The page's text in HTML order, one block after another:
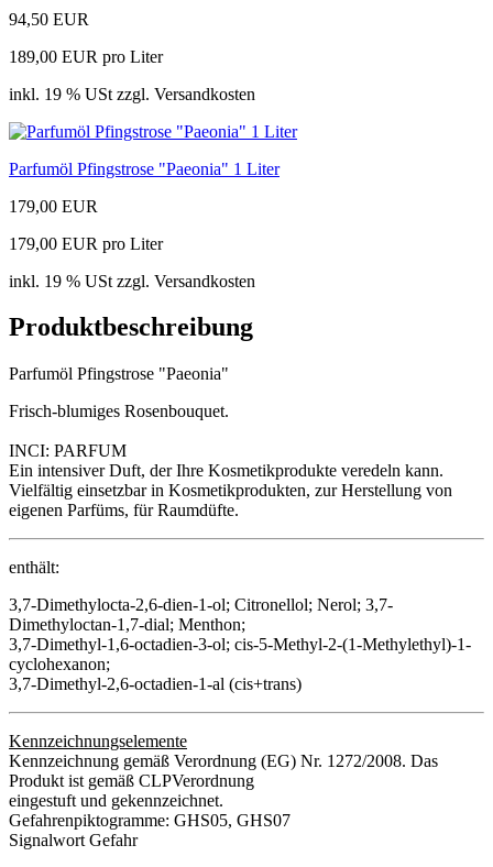
94,50 EUR
189,00 EUR pro Liter
inkl. 19 % USt zzgl. Versandkosten
Parfumöl Pfingstrose "Paeonia" 1 Liter
179,00 EUR
179,00 EUR pro Liter
inkl. 19 % USt zzgl. Versandkosten
Produktbeschreibung
Parfumöl Pfingstrose "Paeonia"
Frisch-blumiges Rosenbouquet.
INCI: PARFUM
Ein intensiver Duft, der Ihre Kosmetikprodukte veredeln kann.
Vielfältig einsetzbar in Kosmetikprodukten, zur Herstellung von
eigenen Parfüms, für Raumdüfte.
enthält:
3,7-Dimethylocta-2,6-dien-1-ol; Citronellol; Nerol; 3,7-
Dimethyloctan-1,7-dial; Menthon;
3,7-Dimethyl-1,6-octadien-3-ol; cis-5-Methyl-2-(1-Methylethyl)-1-
cyclohexanon;
3,7-Dimethyl-2,6-octadien-1-al (cis+trans)
Kennzeichnungselemente
Kennzeichnung gemäß Verordnung (EG) Nr. 1272/2008. Das
Produkt ist gemäß CLPVerordnung
eingestuft und gekennzeichnet.
Gefahrenpiktogramme: GHS05, GHS07
Signalwort Gefahr